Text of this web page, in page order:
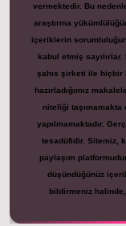
vermektedir. Bu
araştırma
içeriklerin
kabul etmiş
şahıs şirketi ile hiçbir
hazırladığımız
niteliği taşımamakta
yapılmamaktadır.
tesadüfidir. Sitemiz,
paylaşım
düşündüğünüz
bildirmeniz